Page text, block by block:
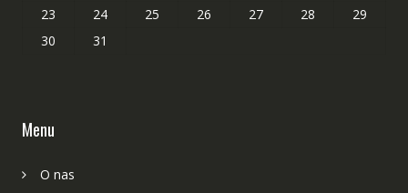
23
24 25 26 27 28
29
30
31
Menu
O nas